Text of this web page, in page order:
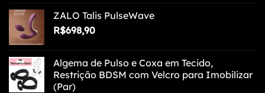
ZALO Talis PulseWave
R$698,90
Algema de Pulso e Coxa em Tecido,
Restrição BDSM com Velcro para Imobilizar
(Par)